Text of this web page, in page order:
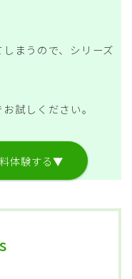
まうので、シリーズ
お試しください。
体験する▼